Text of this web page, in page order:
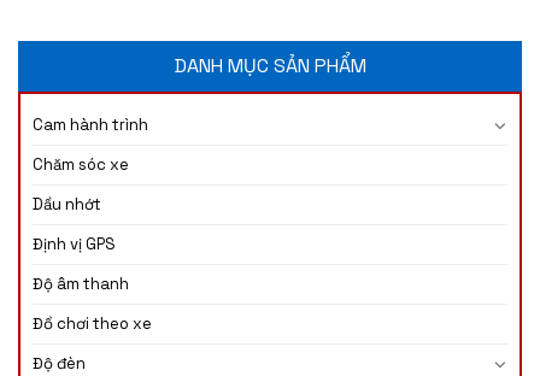
DANH MỤC SẢN PHẨM
Cam hành trình
Chăm sóc xe
Dầu nhớt
Định vị GPS
Độ âm thanh
Đồ chơi theo xe
Độ đèn